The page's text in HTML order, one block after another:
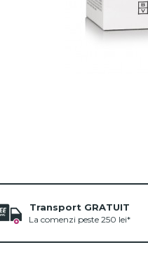
Transport GRATUIT
La comenzi peste 250 lei*